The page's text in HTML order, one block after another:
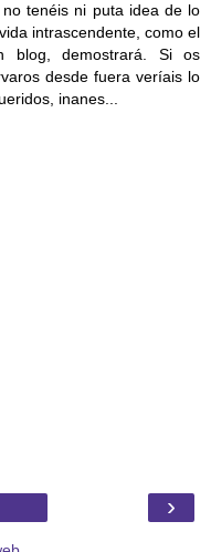
tenéis ni puta idea de lo
intrascendente, como el
blog, demostrará. Si os
desde fuera veríais lo
inanes...
›